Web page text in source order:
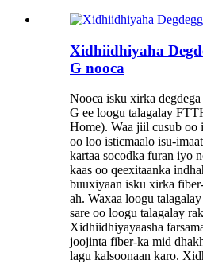
Xidhiidhiyaha
G nooca
Nooca isku xirka
G ee loogu talagalay
Home). Waa jiil cusub oo
oo loo isticmaalo isu-
kartaa socodka furan iyo
kaas oo qeexitaanka
buuxiyaan isku xirka
ah. Waxaa loogu
sare oo loogu talagalay
Xidhiidhiyayaasha
joojinta fiber-ka mid
lagu kalsoonaan karo.